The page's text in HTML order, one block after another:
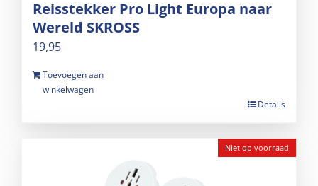
Reisstekker Pro Light Europa naar
Wereld SKROSS
19,95
Toevoegen aan
winkelwagen
Details
Niet op voorraad